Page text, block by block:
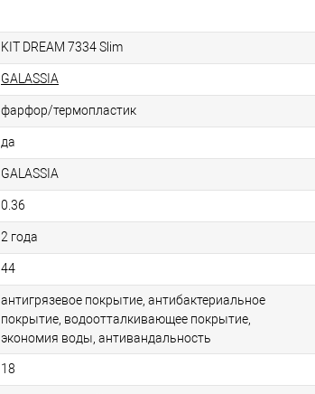
KIT DREAM 7334 Slim
GALASSIA
фарфор/термопластик
да
GALASSIA
0.36
2 года
44
антигрязевое покрытие, антибактериальное
покрытие, водоотталкивающее покрытие,
экономия воды, антивандальность
18